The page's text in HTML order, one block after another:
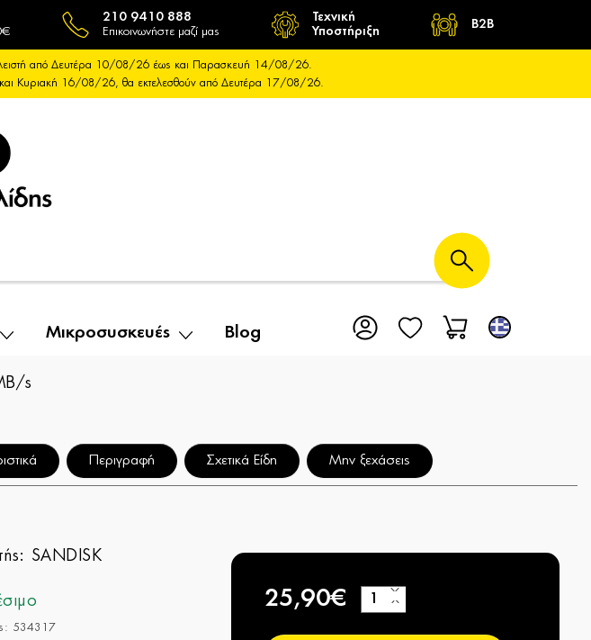
210 9410 888
Επικοινωνήστε μαζί μας
Τεχνική
Υποστήριξη
B2B
από Δευτέρα 10/08/26 έως και Παρασκευή 14/08/26.
Κυριακή 16/08/26, θα εκτελεσθούν από Δευτέρα 17/08/26.
Μικροσυσκευές Blog
s
Περιγραφή Σχετικά Είδη Μην ξεχάσεις
SANDISK
534317
25,90€ −
+